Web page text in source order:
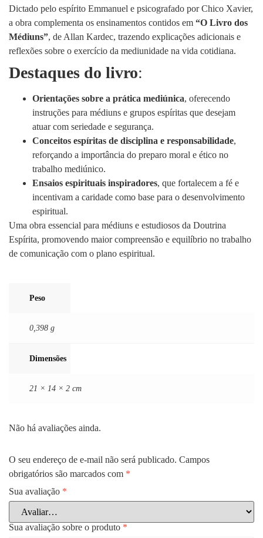
Dictado pelo espírito Emmanuel e psicografado por Chico Xavier,
a obra complementa os ensinamentos contidos em “O Livro dos
Médiuns”, de Allan Kardec, trazendo explicações adicionais e
reflexões sobre o exercício da mediunidade na vida cotidiana.
Destaques do livro:
Orientações sobre a prática mediúnica, oferecendo
instruções para médiuns e grupos espíritas que desejam
atuar com seriedade e segurança.
Conceitos espíritas de disciplina e responsabilidade,
reforçando a importância do preparo moral e ético no
trabalho mediúnico.
Ensaios espirituais inspiradores, que fortalecem a fé e
incentivam a caridade como base para o desenvolvimento
espiritual.
Uma obra essencial para médiuns e estudiosos da Doutrina
Espírita, promovendo maior compreensão e equilíbrio no trabalho
de comunicação com o plano espiritual.
Peso
0,398 g
Dimensões
21 × 14 × 2 cm
Não há avaliações ainda.
O seu endereço de e-mail não será publicado. Campos
obrigatórios são marcados com *
Sua avaliação *
Sua avaliação sobre o produto *